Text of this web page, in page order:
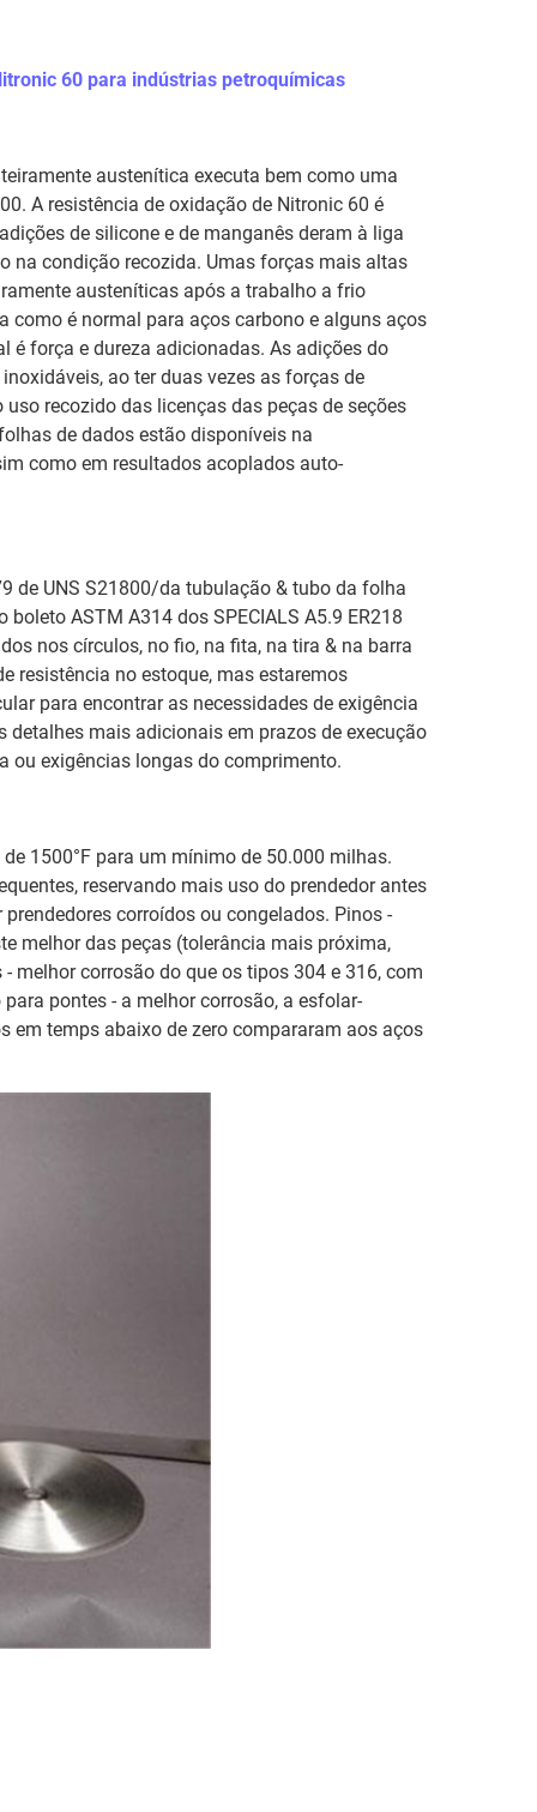
60 para indústrias petroquímicas
austenítica executa bem como uma
A resistência de oxidação de Nitronic 60 é
de silicone e de manganês deram à liga
na condição recozida. Umas forças mais altas
austeníticas após a trabalho a frio
como é normal para aços carbono e alguns aços
é força e dureza adicionadas. As adições do
ao ter duas vezes as forças de
recozido das licenças das peças de seções
de dados estão disponíveis na
como em resultados acoplados auto-
de UNS S21800/da tubulação & tubo da folha
ASTM A314 dos SPECIALS A5.9 ER218
nos círculos, no fio, na fita, na tira & na barra
resistência no estoque, mas estaremos
para encontrar as necessidades de exigência
mais adicionais em prazos de execução
ou exigências longas do comprimento.
1500°F para um mínimo de 50.000 milhas.
reservando mais uso do prendedor antes
corroídos ou congelados. Pinos -
melhor das peças (tolerância mais próxima,
melhor corrosão do que os tipos 304 e 316, com
pontes - a melhor corrosão, a esfolar-
em temps abaixo de zero compararam aos aços